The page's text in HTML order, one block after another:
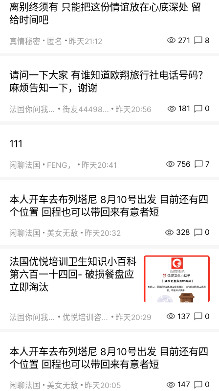
离别终须有 只能把这份情谊放在心底深处 留
给时间吧
真情秘密 匿名 昨天21:12 271 8
请问一下大家 有谁知道欧翔旅行社电话号码？
麻烦告知一下，谢谢
法国你问我答 街友44498484 昨天20:56 181 0
111
闲聊法国 FENG， 昨天20:41 756 7
本人开车去布列塔尼 8月10号出发 目前还有四
个位置 回程也可以带回来有意者短
闲聊法国 美女无敌 昨天20:32 328 0
法国优悦培训卫生知识小百科
第六百一十四回- 破损餐盘应
立即淘汰
法国你问我答 优悦培训咨询 昨天20:29 137 0
本人开车去布列塔尼 8月10号出发 目前还有四
个位置 回程也可以带回来有意者短
闲聊法国 美女无敌 昨天20:05 147 0